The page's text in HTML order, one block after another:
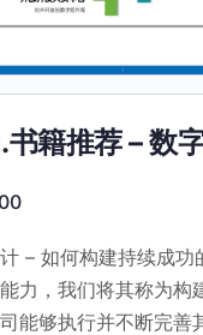
籍推荐 – 数
Current
is:
¥0.00.
计 – 如何构建持续成
力，我们将其称为构
能够执行并不断完善